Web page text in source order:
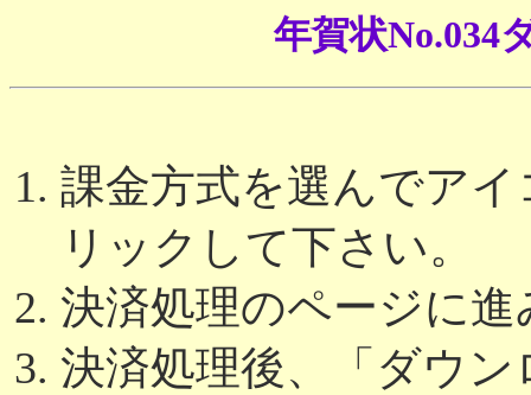
年賀状No.034
課金方式を選んでア
リックして下さい。
決済処理のページに進
決済処理後、「ダウ